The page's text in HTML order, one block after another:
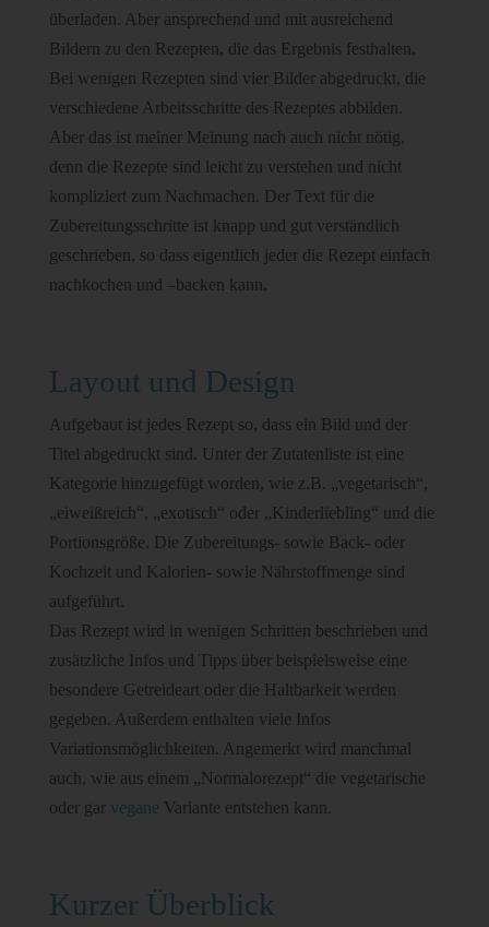
überladen. Aber ansprechend und mit ausreichend
Bildern zu den Rezepten, die das Ergebnis festhalten.
Bei wenigen Rezepten sind vier Bilder abgedruckt, die
verschiedene Arbeitsschritte des Rezeptes abbilden.
Aber das ist meiner Meinung nach auch nicht nötig,
denn die Rezepte sind leicht zu verstehen und nicht
kompliziert zum Nachmachen. Der Text für die
Zubereitungsschritte ist knapp und gut verständlich
geschrieben, so dass eigentlich jeder die Rezept einfach
nachkochen und –backen kann.
Layout und Design
Aufgebaut ist jedes Rezept so, dass ein Bild und der
Titel abgedruckt sind. Unter der Zutatenliste ist eine
Kategorie hinzugefügt worden, wie z.B. „vegetarisch“,
„eiweißreich“, „exotisch“ oder „Kinderliebling“ und die
Portionsgröße. Die Zubereitungs- sowie Back- oder
Kochzeit und Kalorien- sowie Nährstoffmenge sind
aufgeführt.
Das Rezept wird in wenigen Schritten beschrieben und
zusätzliche Infos und Tipps über beispielsweise eine
besondere Getreideart oder die Haltbarkeit werden
gegeben. Außerdem enthalten viele Infos
Variationsmöglichkeiten. Angemerkt wird manchmal
auch, wie aus einem „Normalorezept“ die vegetarische
oder gar vegane Variante entstehen kann.
Kurzer Überblick